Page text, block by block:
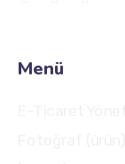
Menü